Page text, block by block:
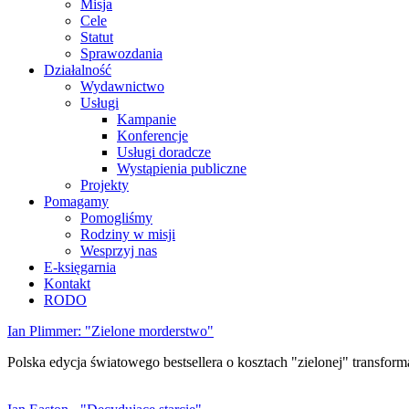
Misja
Cele
Statut
Sprawozdania
Działalność
Wydawnictwo
Usługi
Kampanie
Konferencje
Usługi doradcze
Wystąpienia publiczne
Projekty
Pomagamy
Pomogliśmy
Rodziny w misji
Wesprzyj nas
E-księgarnia
Kontakt
RODO
Ian Plimmer: "Zielone morderstwo"
Polska edycja światowego bestsellera o kosztach "zielonej"